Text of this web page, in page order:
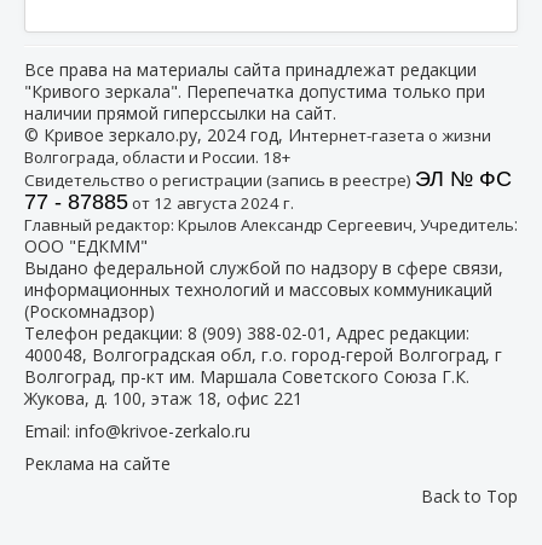
Все права на материалы сайта принадлежат редакции
"Кривого зеркала". Перепечатка допустима только при
наличии прямой гиперссылки на сайт.
© Кривое зеркало.ру, 2024 год, Интернет-газета о жизни
Волгограда, области и России. 18+
Свидетельство о регистрации (запись в реестре) ЭЛ № ФС
77 - 87885от 12 августа 2024 г.
Главный редактор: Крылов Александр Сергеевич, Учредитель:
ООО "ЕДКММ"
Выдано федеральной службой по надзору в сфере связи,
информационных технологий и массовых коммуникаций
(Роскомнадзор)
Телефон редакции: 8 (909) 388-02-01 , Адрес редакции:
400048, Волгоградская обл, г.о. город-герой Волгоград, г
Волгоград, пр-кт им. Маршала Советского Союза Г.К.
Жукова, д. 100, этаж 18, офис 221
Email: info@krivoe-zerkalo.ru
Реклама на сайте
Back to Top